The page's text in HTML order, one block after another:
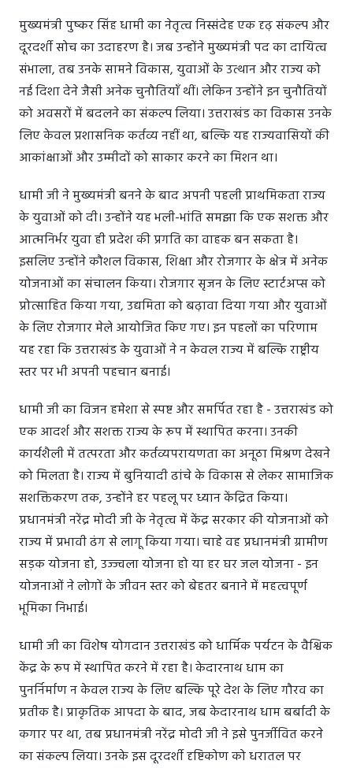
मुख्यमंत्री पुष्कर सिंह धामी का नेतृत्व निस्संदेह एक दृढ़ संकल्प और
दूरदर्शी सोच का उदाहरण है। जब उन्होंने मुख्यमंत्री पद का दायित्व
संभाला, तब उनके सामने विकास, युवाओं के उत्थान और राज्य को
नई दिशा देने जैसी अनेक चुनौतियाँ थीं। लेकिन उन्होंने इन चुनौतियों
को अवसरों में बदलने का संकल्प लिया। उत्तराखंड का विकास उनके
लिए केवल प्रशासनिक कर्तव्य नहीं था, बल्कि यह राज्यवासियों की
आकांक्षाओं और उम्मीदों को साकार करने का मिशन था।
धामी जी ने मुख्यमंत्री बनने के बाद अपनी पहली प्राथमिकता राज्य
के युवाओं को दी। उन्होंने यह भली-भांति समझा कि एक सशक्त और
आत्मनिर्भर युवा ही प्रदेश की प्रगति का वाहक बन सकता है।
इसलिए उन्होंने कौशल विकास, शिक्षा और रोजगार के क्षेत्र में अनेक
योजनाओं का संचालन किया। रोजगार सृजन के लिए स्टार्टअप्स को
प्रोत्साहित किया गया, उद्यमिता को बढ़ावा दिया गया और युवाओं
के लिए रोजगार मेले आयोजित किए गए। इन पहलों का परिणाम
यह रहा कि उत्तराखंड के युवाओं ने न केवल राज्य में बल्कि राष्ट्रीय
स्तर पर भी अपनी पहचान बनाई।
धामी जी का विजन हमेशा से स्पष्ट और समर्पित रहा है - उत्तराखंड को
एक आदर्श और सशक्त राज्य के रूप में स्थापित करना। उनकी
कार्यशैली में तत्परता और कर्तव्यपरायणता का अनूठा मिश्रण देखने
को मिलता है। राज्य में बुनियादी ढांचे के विकास से लेकर सामाजिक
सशक्तिकरण तक, उन्होंने हर पहलू पर ध्यान केंद्रित किया।
प्रधानमंत्री नरेंद्र मोदी जी के नेतृत्व में केंद्र सरकार की योजनाओं को
राज्य में प्रभावी ढंग से लागू किया गया। चाहे वह प्रधानमंत्री ग्रामीण
सड़क योजना हो, उज्ज्वला योजना हो या हर घर जल योजना - इन
योजनाओं ने लोगों के जीवन स्तर को बेहतर बनाने में महत्वपूर्ण
भूमिका निभाई।
धामी जी का विशेष योगदान उत्तराखंड को धार्मिक पर्यटन के वैश्विक
केंद्र के रूप में स्थापित करने में रहा है। केदारनाथ धाम का
पुनर्निर्माण न केवल राज्य के लिए बल्कि पूरे देश के लिए गौरव का
प्रतीक है। प्राकृतिक आपदा के बाद, जब केदारनाथ धाम बर्बादी के
कगार पर था, तब प्रधानमंत्री नरेंद्र मोदी जी ने इसे पुनर्जीवित करने
का संकल्प लिया। उनके इस दूरदर्शी दृष्टिकोण को धरातल पर